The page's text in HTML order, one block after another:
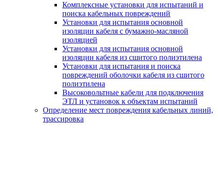
Комплексные установки для испытаний и
поиска кабельных повреждений
Установки для испытания основной
изоляции кабеля с бумажно-масляной
изоляцией
Установки для испытания основной
изоляции кабеля из сшитого полиэтилена
Установки для испытания и поиска
повреждений оболочки кабеля из сшитого
полиэтилена
Высоковольтные кабели для подключения
ЭТЛ и установок к объектам испытаний
Определение мест повреждения кабельных линий,
трассировка